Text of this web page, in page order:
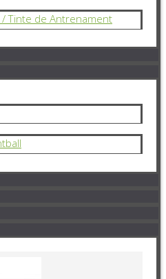
Tinte de Antrenament